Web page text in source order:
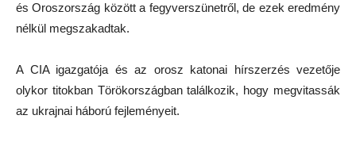
és Oroszország között a fegyverszünetről, de ezek eredmény
nélkül megszakadtak.
A CIA igazgatója és az orosz katonai hírszerzés vezetője
olykor titokban Törökországban találkozik, hogy megvitassák
az ukrajnai háború fejleményeit.